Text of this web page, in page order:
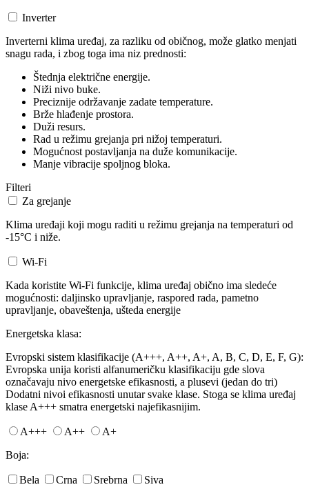
Inverter
Inverterni klima uređaj, za razliku od običnog, može glatko menjati
snagu rada, i zbog toga ima niz prednosti:
Štednja električne energije.
Niži nivo buke.
Preciznije održavanje zadate temperature.
Brže hlađenje prostora.
Duži resurs.
Rad u režimu grejanja pri nižoj temperaturi.
Mogućnost postavljanja na duže komunikacije.
Manje vibracije spoljnog bloka.
Filteri
Za grejanje
Klima uređaji koji mogu raditi u režimu grejanja na temperaturi od
-15°C i niže.
Wi-Fi
Kada koristite Wi-Fi funkcije, klima uređaj obično ima sledeće
mogućnosti: daljinsko upravljanje, raspored rada, pametno
upravljanje, obaveštenja, ušteda energije
Energetska klasa:
Evropski sistem klasifikacije (A+++, A++, A+, A, B, C, D, E, F, G):
Evropska unija koristi alfanumeričku klasifikaciju gde slova
označavaju nivo energetske efikasnosti, a plusevi (jedan do tri)
Dodatni nivoi efikasnosti unutar svake klase. Stoga se klima uređaj
klase A+++ smatra energetski najefikasnijim.
A+++ A++
A+
Boja:
Bela Crna Srebrna
Siva